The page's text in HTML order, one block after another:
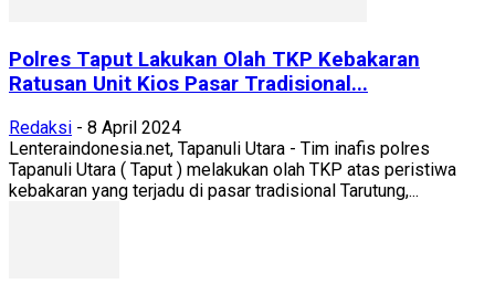
Polres Taput Lakukan Olah TKP Kebakaran
Ratusan Unit Kios Pasar Tradisional...
Redaksi - 8 April 2024
Lenteraindonesia.net, Tapanuli Utara - Tim inafis polres
Tapanuli Utara ( Taput ) melakukan olah TKP atas peristiwa
kebakaran yang terjadu di pasar tradisional Tarutung,...